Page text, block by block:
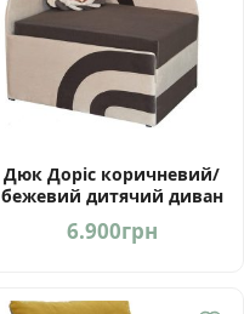
Дюк Доріс коричневий/
бежевий дитячий диван
від фабрики Мебель-
Сервіс Україна
6.900грн